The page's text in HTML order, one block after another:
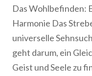
Das Wohlbefinden:
Harmonie Das
universelle
geht darum, ein
Geist und Seele zu